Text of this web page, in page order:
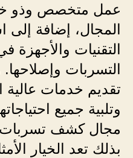
عمل متخصص وذو
المجال، إضافة
التقنيات
التسربات
تقديم خدمات عالية
وتلبية جميع
مجال كشف تسربات
بذلك تعد الخيار